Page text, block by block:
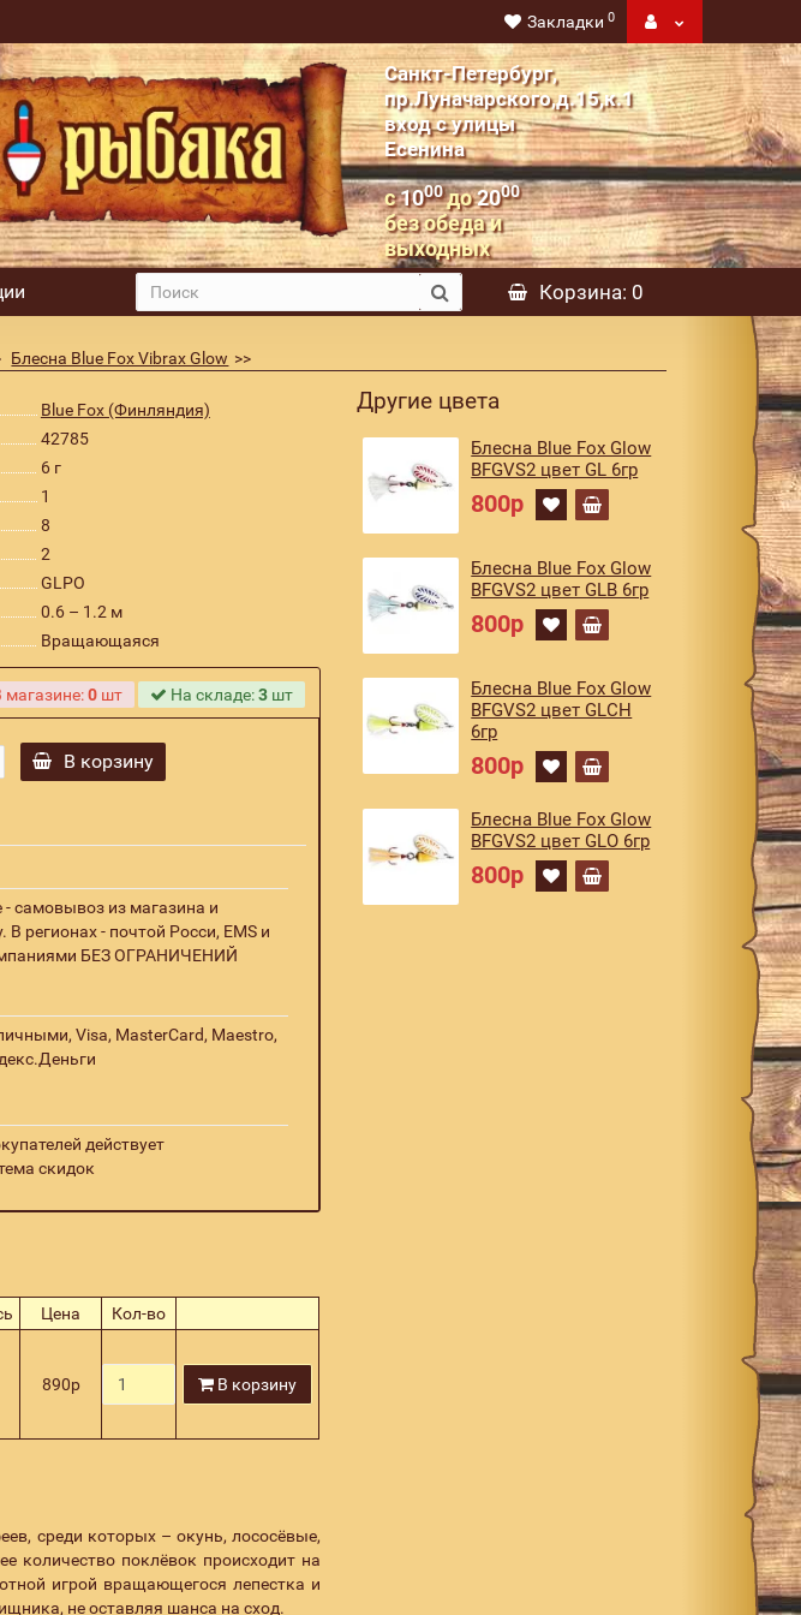
Закладки 0
Санкт-Петербург,
пр.Луначарского,д.15,к.1
вход с улицы
Есенина
с1000до2000
без обеда и
выходных
Корзина: 0
Блесна Blue Fox Vibrax Glow
Blue Fox (Финляндия)
42785
6 г
1
8
2
GLPO
0.6 – 1.2 м
Вращающаяся
магазине:0 шт На складе:3 шт
В корзину
- самовывоз из магазина и
В регионах - почтой Росси, EMS и
БЕЗ ОГРАНИЧЕНИЙ
Visa, MasterCard, Maestro,
действует
скидок
Цена
Кол-во
890р В корзину
среди которых – окунь, лососёвые,
количество поклёвок происходит на
игрой вращающегося лепестка и
не оставляя шанса на сход.
Другие цвета
Блесна Blue Fox Glow
BFGVS2 цвет GL 6гр
800р
Блесна Blue Fox Glow
BFGVS2 цвет GLB 6гр
800р
Блесна Blue Fox Glow
BFGVS2 цвет GLCH
6гр
800р
Блесна Blue Fox Glow
BFGVS2 цвет GLO 6гр
800р